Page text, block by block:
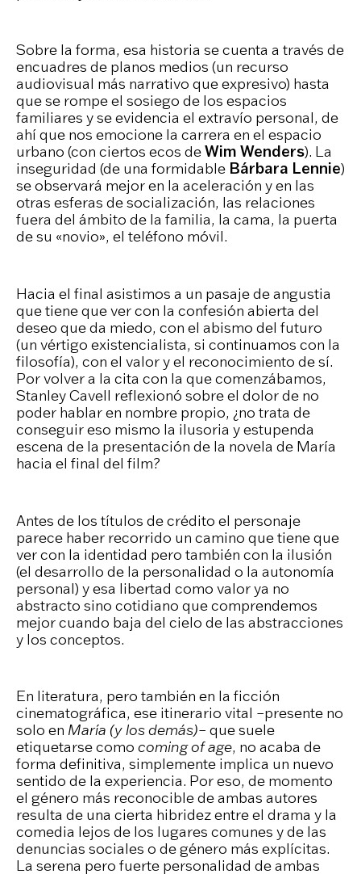
Sobre la forma, esa historia se cuenta a través de
encuadres de planos medios (un recurso
audiovisual más narrativo que expresivo) hasta
que se rompe el sosiego de los espacios
familiares y se evidencia el extravío personal, de
ahí que nos emocione la carrera en el espacio
urbano (con ciertos ecos deWim Wenders). La
inseguridad (de una formidable Bárbara Lennie)
se observará mejor en la aceleración y en las
otras esferas de socialización, las relaciones
fuera del ámbito de la familia, la cama, la puerta
de su «novio», el teléfono móvil.
Hacia el final asistimos a un pasaje de angustia
que tiene que ver con la confesión abierta del
deseo que da miedo, con el abismo del futuro
(un vértigo existencialista, si continuamos con la
filosofía), con el valor y el reconocimiento de sí.
Por volver a la cita con la que comenzábamos,
Stanley Cavell reflexionó sobre el dolor de no
poder hablar en nombre propio, ¿no trata de
conseguir eso mismo la ilusoria y estupenda
escena de la presentación de la novela de María
hacia el final del film?
Antes de los títulos de crédito el personaje
parece haber recorrido un camino que tiene que
ver con la identidad pero también con la ilusión
(el desarrollo de la personalidad o la autonomía
personal) y esa libertad como valor ya no
abstracto sino cotidiano que comprendemos
mejor cuando baja del cielo de las abstracciones
y los conceptos.
En literatura, pero también en la ficción
cinematográfica, ese itinerario vital –presente no
solo en María (y los demás)– que suele
etiquetarse como coming of age, no acaba de
forma definitiva, simplemente implica un nuevo
sentido de la experiencia. Por eso, de momento
el género más reconocible de ambas autores
resulta de una cierta hibridez entre el drama y la
comedia lejos de los lugares comunes y de las
denuncias sociales o de género más explícitas.
La serena pero fuerte personalidad de ambas